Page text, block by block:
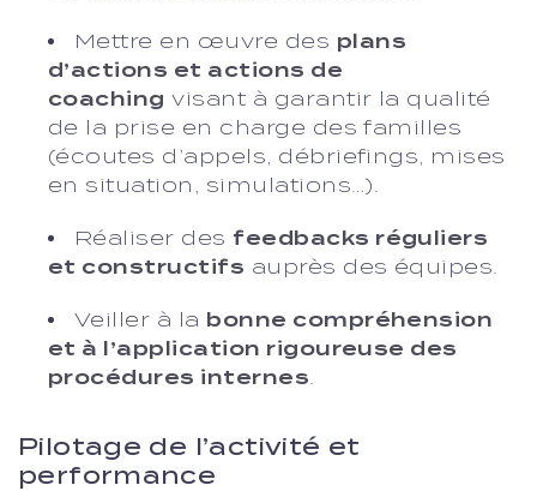
Mettre en œuvre des plans
d’actions et actions de
coaching visant à garantir la qualité
de la prise en charge des familles
(écoutes d’appels, débriefings, mises
en situation, simulations…).
Réaliser des feedbacks réguliers
et constructifs auprès des équipes.
Veiller à la bonne compréhension
et à l’application rigoureuse des
procédures internes.
Pilotage de l’activité et
performance